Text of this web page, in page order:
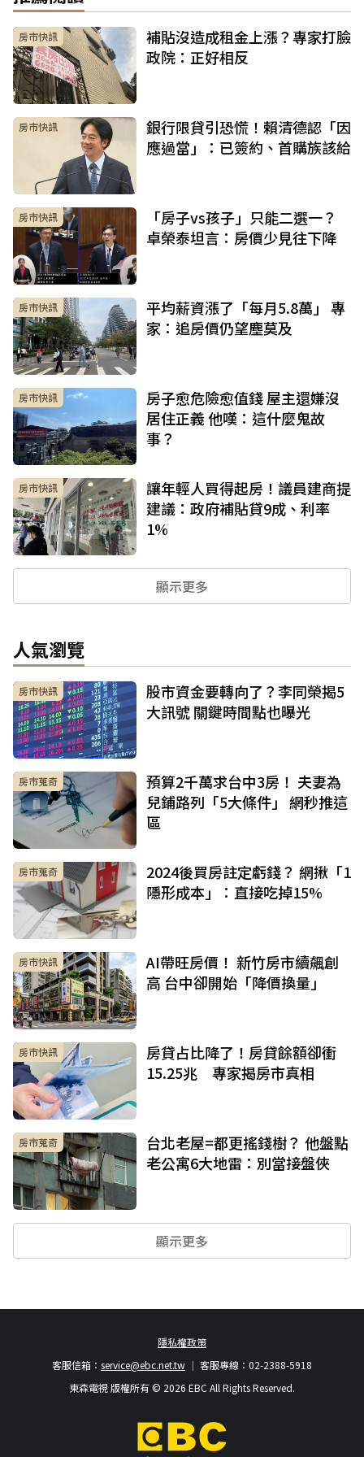
房市快訊
補貼沒造成租金上漲？專家打臉
政院：正好相反
房市快訊
銀行限貸引恐慌！賴清德認「因
應過當」：已簽約、首購族該給
房市快訊
「房子vs孩子」只能二選一？
卓榮泰坦言：房價少見往下降
房市快訊
平均薪資漲了「每月5.8萬」 專
家：追房價仍望塵莫及
房市快訊
房子愈危險愈值錢 屋主還嫌沒
居住正義 他嘆：這什麼鬼故
事？
房市快訊
讓年輕人買得起房！議員建商提
建議：政府補貼貸9成、利率
1%
顯示更多
人氣瀏覽
房市快訊
股市資金要轉向了？李同榮揭5
大訊號 關鍵時間點也曝光
房市蒐奇
預算2千萬求台中3房！ 夫妻為
兒鋪路列「5大條件」 網秒推這
區
房市蒐奇
2024後買房註定虧錢？ 網揪「1
隱形成本」：直接吃掉15%
房市快訊
AI帶旺房價！ 新竹房市續飆創
高 台中卻開始「降價換量」
房市快訊
房貸占比降了！房貸餘額卻衝
15.25兆 專家揭房市真相
房市蒐奇
台北老屋=都更搖錢樹？ 他盤點
老公寓6大地雷：別當接盤俠
顯示更多
隱私權政策
客服專線：02-2388-5918
客服信箱： service@ebc.net.tw
東森電視 版權所有 © 2026 EBC All Rights Reserved.